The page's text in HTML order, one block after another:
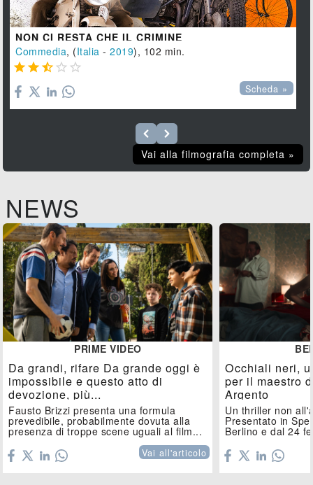
NON CI RESTA CHE IL CRIMINE
Commedia, (Italia -2019), 102 min.
    
Scheda »
Vai alla filmografia completa »
NEWS
PRIME VIDEO
Da grandi, rifare Da grande oggi è
impossibile e questo atto di
devozione, più...
Fausto Brizzi presenta una formula
prevedibile, probabilmente dovuta alla
presenza di troppe scene uguali al film...
Vai all'articolo
Occhiali neri,
per il maestro
Argento
Un thriller non
Presentato in
Berlino e dal 24